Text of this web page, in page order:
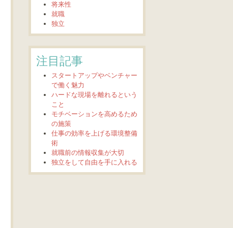
将来性
就職
独立
注目記事
スタートアップやベンチャー
で働く魅力
ハードな現場を離れるという
こと
モチベーションを高めるため
の施策
仕事の効率を上げる環境整備
術
就職前の情報収集が大切
独立をして自由を手に入れる